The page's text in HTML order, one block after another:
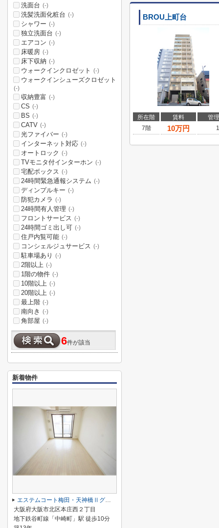
BROU上町台
所在階 賃料
管
7階
10万円
洗面台 (-)
洗髪洗面化粧台 (-)
シャワー (-)
独立洗面台 (-)
エアコン (-)
床暖房 (-)
床下収納 (-)
ウォークインクロゼット (-)
ウォークインシューズクロゼット
(-)
収納豊富 (-)
CS (-)
BS (-)
CATV (-)
光ファイバー (-)
インターネット対応 (-)
オートロック (-)
TVモニタ付インターホン (-)
宅配ボックス (-)
24時間緊急通報システム (-)
ディンプルキー (-)
防犯カメラ (-)
24時間有人管理 (-)
フロントサービス (-)
24時間ゴミ出し可 (-)
住戸内覧可能 (-)
コンシェルジュサービス (-)
駐車場あり (-)
2階以上 (-)
1階の物件 (-)
10階以上 (-)
20階以上 (-)
最上階 (-)
南向き (-)
角部屋 (-)
6件が該当
新着物件
エステムコート梅田・天神橋Ⅱグラシオ
大阪府大阪市北区本庄西２丁目
地下鉄谷町線「中崎町」駅 徒歩10分